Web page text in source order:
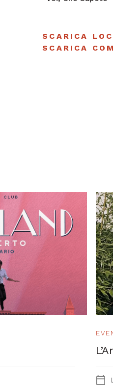
SCARICA
SCARICA